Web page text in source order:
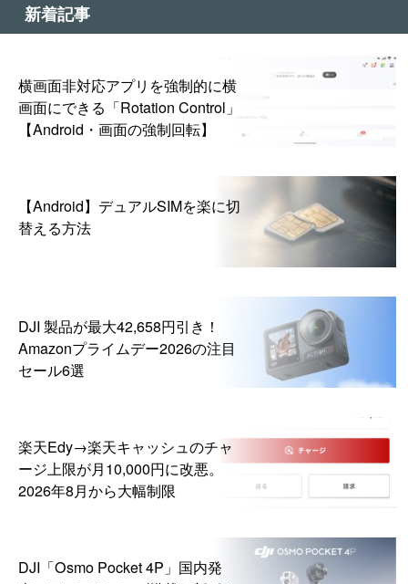
新着記事
横画面非対応アプリを強制的に横
画面にできる「Rotation Control」
【Android・画面の強制回転】
【Android】デュアルSIMを楽に切
替える方法
DJI 製品が最大42,658円引き！
Amazonプライムデー2026の注目
セール6選
楽天Edy→楽天キャッシュのチャ
ージ上限が月10,000円に改悪。
2026年8月から大幅制限
DJI「Osmo Pocket 4P」国内発